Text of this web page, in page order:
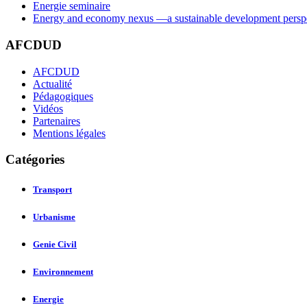
Energie seminaire
Energy and economy nexus —a sustainable development
AFCDUD
AFCDUD
Actualité
Pédagogiques
Vidéos
Partenaires
Mentions légales
Catégories
Transport
Urbanisme
Genie Civil
Environnement
Energie